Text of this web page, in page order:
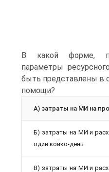
В какой форме,
параметры
быть представлены в
помощи?
А) затраты на МИ на
Б) затраты на МИ и
один койко-день
В) затраты на МИ и